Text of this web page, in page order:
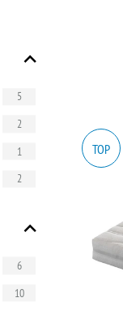
5
2
1
2
6
10
TOP